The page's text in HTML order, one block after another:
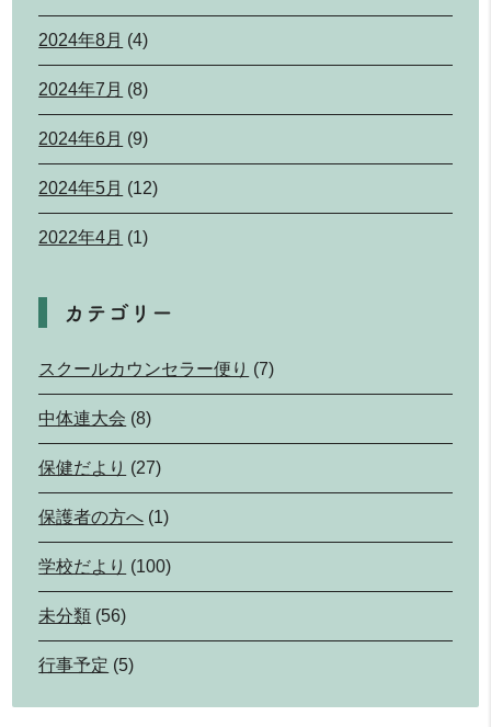
2024年8月 (4)
2024年7月 (8)
2024年6月 (9)
2024年5月 (12)
2022年4月 (1)
カテゴリー
スクールカウンセラー便り (7)
中体連大会 (8)
保健だより (27)
保護者の方へ (1)
学校だより (100)
未分類 (56)
行事予定 (5)